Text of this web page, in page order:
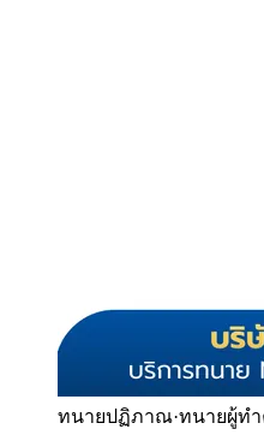
ทนายปฏิภาณ·ทนายผู้ท